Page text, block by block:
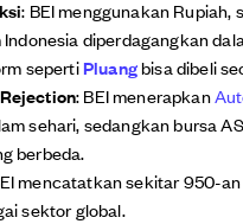
: BEI menggunakan Rupiah,
Indonesia diperdagangkan
sepertiPluangbisa dibeli
: BEI menerapkan
sehari, sedangkan bursa
berbeda.
mencatatkan sekitar 950-
sektor global.